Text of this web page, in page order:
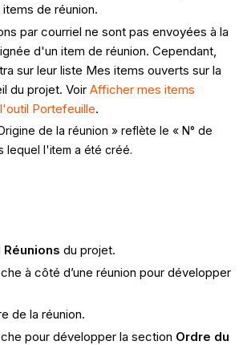
de réunion.
par courriel ne sont pas envoyées à la
d'un item de réunion. Cependant,
sur leur liste Mes items ouverts sur la
du projet. VoirAfficher mes items
Portefeuille.
de la réunion » reflète le « N° de
lequel l'item a été créé.
Réunions du projet.
à côté d’une réunion pour développer
de la réunion.
pour développer la section Ordre du